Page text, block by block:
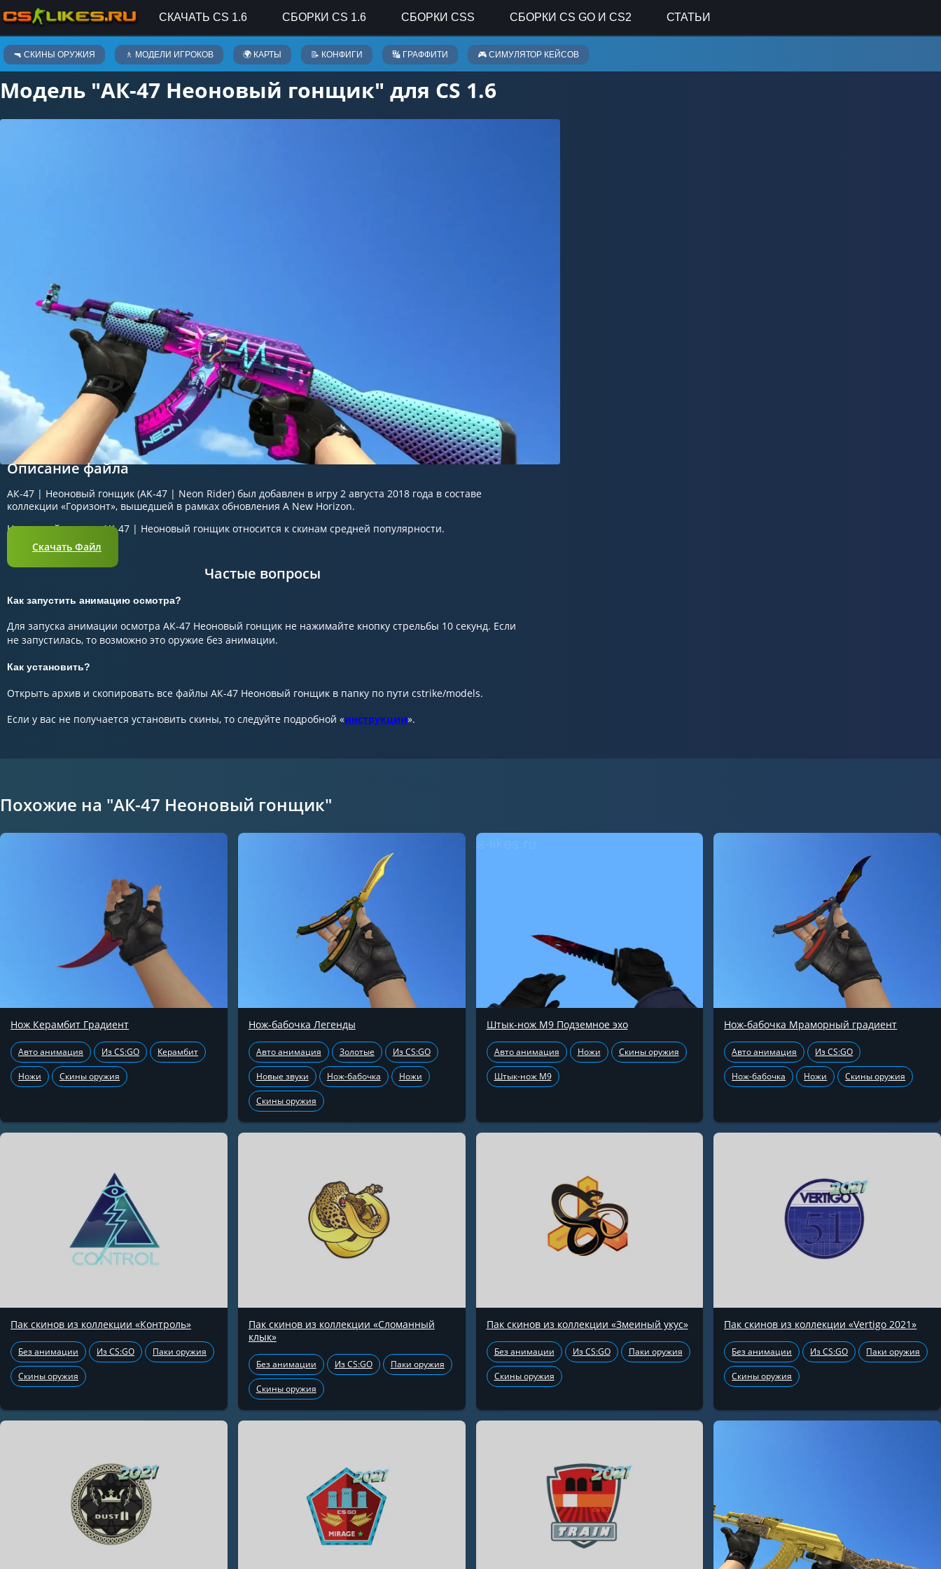
СКАЧАТЬ CS 1.6 СБОРКИ CS 1.6 СБОРКИ CSS СБОРКИ CS GO И CS2 СТАТЬИ
🔫 СКИНЫ ОРУЖИЯ 🚶 МОДЕЛИ ИГРОКОВ 🌍 КАРТЫ 📝 КОНФИГИ 🔣 ГРАФФИТИ 🎮 СИМУЛЯТОР КЕЙСОВ
Скины оружия
Модель "АК-47 Неоновый гонщик" для CS 1.6
Описание файла
АК-47 | Неоновый гонщик (AK-47 | Neon Rider) был добавлен в игру 2 августа 2018 года в составе
коллекции «Горизонт», вышедшей в рамках обновления A New Horizon.
На данный момент AK-47 | Неоновый гонщик относится к скинам средней популярности.
Скачать Файл
Частые вопросы
Как запустить анимацию осмотра?
Для запуска анимации осмотра АК-47 Неоновый гонщик не нажимайте кнопку стрельбы 10 секунд. Если
не запустилась, то возможно это оружие без анимации.
Как установить?
Открыть архив и скопировать все файлы АК-47 Неоновый гонщик в папку по пути cstrike/models.
Если у вас не получается установить скины, то следуйте подробной «инструкции».
Похожие на "АК-47 Неоновый гонщик"
Нож Керамбит Градиент
Авто анимация Из CS:GO Керамбит
Ножи Скины оружия
Нож-бабочка Легенды
Авто анимация Золотые Из CS:GO
Новые звуки Нож-бабочка Ножи
Скины оружия
Штык-нож М9 Подземное эхо
Авто анимация Ножи Скины оружия
Штык-нож М9
Нож-бабочка Мраморный градиент
Авто анимация Из CS:GO
Нож-бабочка Ножи Скины оружия
Пак скинов из коллекции «Контроль»
Без анимации Из CS:GO Паки оружия
Скины оружия
Пак скинов из коллекции «Сломанный
клык»
Без анимации Из CS:GO Паки оружия
Скины оружия
Пак скинов из коллекции «Змеиный укус»
Без анимации Из CS:GO Паки оружия
Скины оружия
Пак скинов из коллекции «Vertigo 2021»
Без анимации Из CS:GO Паки оружия
Скины оружия